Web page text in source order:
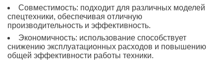
Совместимость: подходит для различных моделей
спецтехники, обеспечивая отличную
производительность и эффективность.
Экономичность: использование способствует
снижению эксплуатационных расходов и повышению
общей эффективности работы техники.